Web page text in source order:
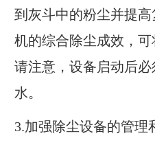
到灰斗中的粉尘并提
机的综合除尘成效，可
请注意，设备启动后必
水。
3.加强除尘设备的管理